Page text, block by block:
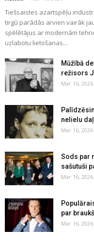
Tiešsaistes azartspēļu
tirgū parādās arvien vairāk
spēlētājus ar modernām
uzlabotu lietošanas...
Mūžībā
režisors
Mar 16, 2026
nelielu
Mar 16, 2026
Sods par
sašutuši
Mar 16, 2026
par
Mar 16, 2026